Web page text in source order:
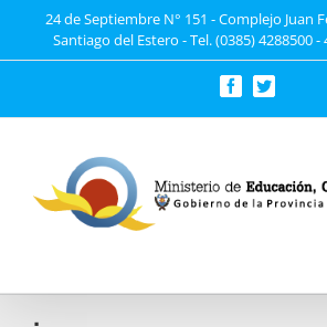
24 de Septiembre N° 151 - Complejo Juan
Santiago del Estero - Tel. (0385) 4288500 -
FacebookTwitter